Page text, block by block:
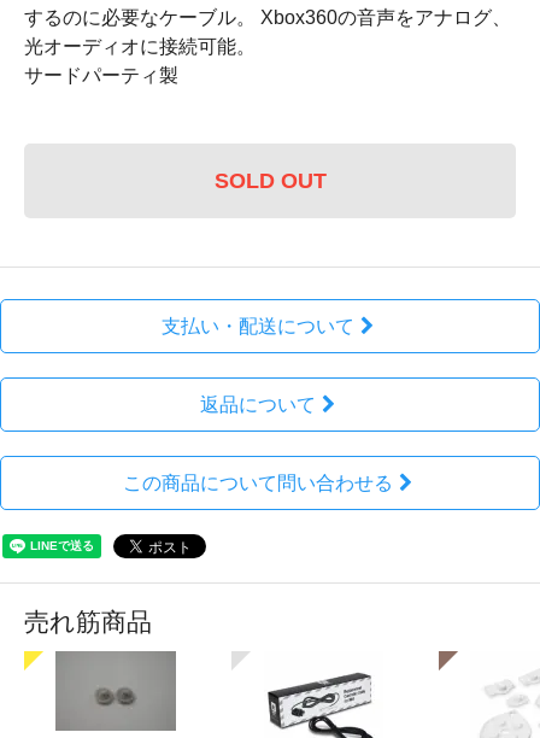
するのに必要なケーブル。 Xbox360の音声をアナログ、
光オーディオに接続可能。
サードパーティ製
SOLD OUT
支払い・配送について
返品について
この商品について問い合わせる
売れ筋商品